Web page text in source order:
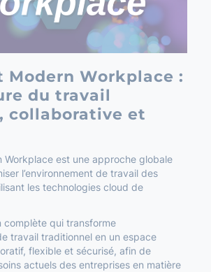
Modern Workplace :
du travail
collaborative et
Workplace est une approche globale
l’environnement de travail des
les technologies cloud de
complète qui transforme
travail traditionnel en un espace
flexible et sécurisé, afin de
actuels des entreprises en matière